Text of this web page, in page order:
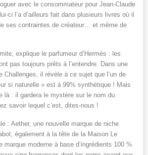
avec le consommateur pour Jean-Claude
ci l’a d’ailleurs fait dans plusieurs livres où il
ses contraintes de créateur… et même de
explique le parfumeur d’Hermès : les
pas toujours prêts à l’entendre. Dans une
Challenges, il révèle à ce sujet que l’un de
si naturelle » est à 99% synthétique ! Mais
là : il gardera le mystère sur le nom du
savoir lequel c’est, dites-nous !
: Aether, une nouvelle marque de niche
également à la tête de la Maison Le
marque moderne à base d’ingrédients 100 %